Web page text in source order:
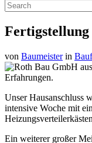
Fertigstellung
von Baumeisterin
Unser Hausanschluss
intensive Woche mit
Ein weiterer großer